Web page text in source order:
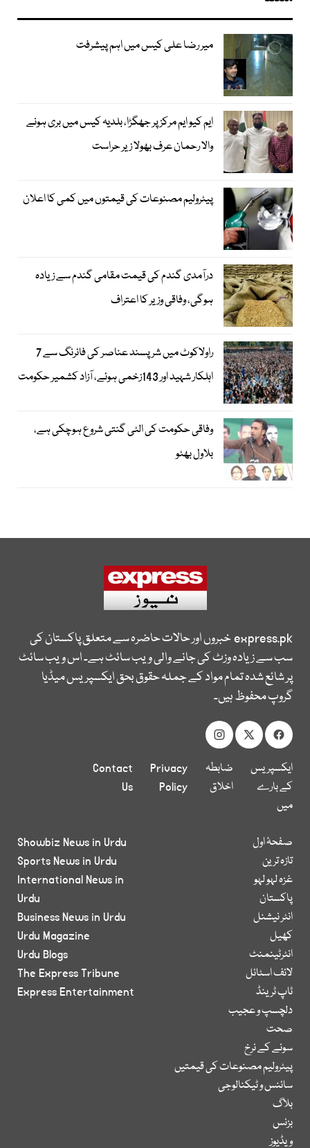
میر رضا علی کیس میں اہم پیشرفت
ایم کیو ایم مرکز پر جھگڑا، بلدیہ کیس میں بری ہونے
والا رحمان عرف بھولا زیر حراست
پیٹرولیم مصنوعات کی قیمتوں میں کمی کا اعلان
درآمدی گندم کی قیمت مقامی گندم سے زیادہ
ہوگی، وفاقی وزیر کا اعتراف
راولاکوٹ میں شرپسند عناصر کی فائرنگ سے 7
اہلکار شہید اور 143زخمی ہوئے، آزاد کشمیر حکومت
وفاقی حکومت کی الٹی گنتی شروع ہوچکی ہے،
بلاول بھٹو
express.pkخبروں اور حالات حاضرہ سے متعلق پاکستان کی
سب سے زیادہ وزٹ کی جانے والی ویب سائٹ ہے۔ اس ویب سائٹ
پر شائع شدہ تمام مواد کے جملہ حقوق بحق ایکسپریس میڈیا
گروپ محفوظ ہیں۔
ایکسپریس
کے بارے
میں
ضابطہ
اخلاق
Privacy
Policy
Contact
Us
صفحۂ اول
تازہ ترین
غزہ لہو لہو
پاکستان
انٹر نیشنل
کھیل
انٹرٹینمنٹ
لائف اسٹائل
ٹاپ ٹرینڈ
دلچسپ و عجیب
صحت
سونے کے نرخ
پیٹرولیم مصنوعات کی قیمتیں
سائنس و ٹیکنالوجی
بلاگ
بزنس
ویڈیوز
Showbiz News in Urdu
Sports News in Urdu
International News in
Urdu
Business News in Urdu
Urdu Magazine
Urdu Blogs
The Express Tribune
Express Entertainment